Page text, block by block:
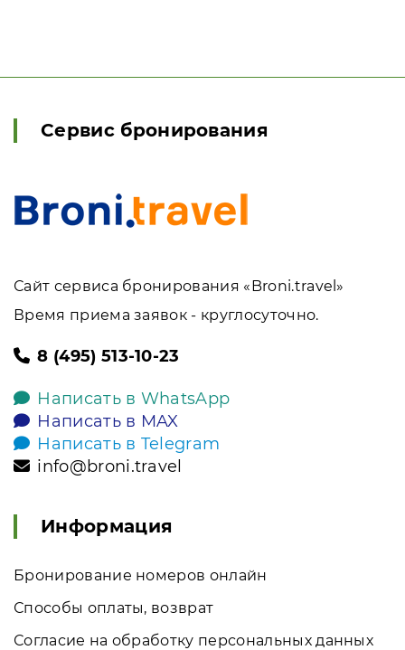
Сервис бронирования
Сайт сервиса бронирования «Broni.travel»
Время приема заявок - круглосуточно.
8 (495) 513-10-23
Написать в WhatsApp
Написать в MAX
Написать в Telegram
info@broni.travel
Информация
Бронирование номеров онлайн
Способы оплаты, возврат
Согласие на обработку персональных данных